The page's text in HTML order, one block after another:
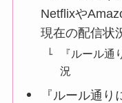
Netflixや
現在の配信状
『ルール
況
『ルール通